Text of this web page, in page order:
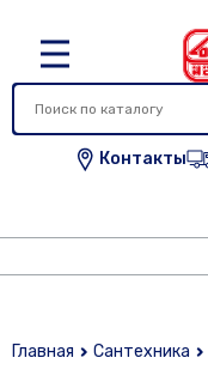
Контакты
Главная Сантехника